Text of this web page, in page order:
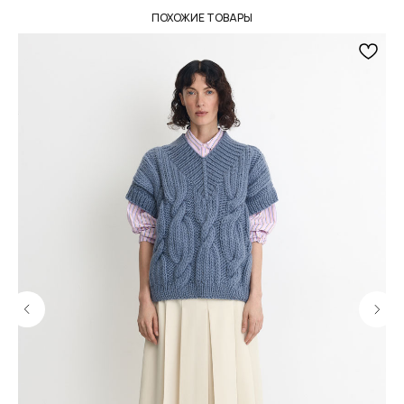
ПОХОЖИЕ ТОВАРЫ
Тщательно контролируем каждый этап
Индивидуальное изготовление
Можем изготовить любое изделие из нашего
ассортимента на заказ по вашим параметрам.
Разные опции доставки
Предложим доставить заказ удобным для вас
способом — курьером в день заказа по Москве
или в ближайший к вам пункт выдачи заказов.